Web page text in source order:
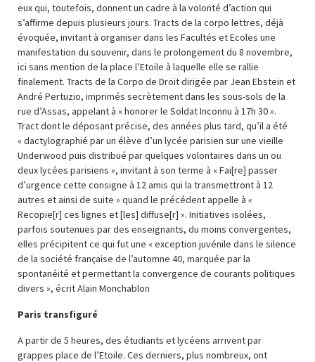
eux qui, toutefois, donnent un cadre à la volonté d’action qui
s’affirme depuis plusieurs jours. Tracts de la corpo lettres, déjà
évoquée, invitant à organiser dans les Facultés et Ecoles une
manifestation du souvenir, dans le prolongement du 8 novembre,
ici sans mention de la place l’Etoile à laquelle elle se rallie
finalement. Tracts de la Corpo de Droit dirigée par Jean Ebstein et
André Pertuzio, imprimés secrètement dans les sous-sols de la
rue d’Assas, appelant à « honorer le Soldat Inconnu à 17h 30 ».
Tract dont le déposant précise, des années plus tard, qu’il a été
« dactylographié par un élève d’un lycée parisien sur une vieille
Underwood puis distribué par quelques volontaires dans un ou
deux lycées parisiens », invitant à son terme à « Fai[re] passer
d’urgence cette consigne à 12 amis qui la transmettront à 12
autres et ainsi de suite » quand le précédent appelle à «
Recopie[r] ces lignes et [les] diffuse[r] ». Initiatives isolées,
parfois soutenues par des enseignants, du moins convergentes,
elles précipitent ce qui fut une « exception juvénile dans le silence
de la société française de l’automne 40, marquée par la
spontanéité et permettant la convergence de courants politiques
divers », écrit Alain Monchablon
Paris transfiguré
A partir de 5 heures, des étudiants et lycéens arrivent par
grappes place de l’Etoile. Ces derniers, plus nombreux, ont